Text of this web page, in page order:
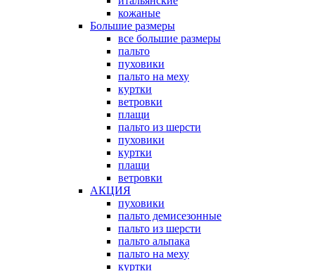
кожаные
Большие размеры
все большие размеры
пальто
пуховики
пальто на меху
куртки
ветровки
плащи
пальто из шерсти
пуховики
куртки
плащи
ветровки
АКЦИЯ
пуховики
пальто демисезонные
пальто из шерсти
пальто альпака
пальто на меху
куртки